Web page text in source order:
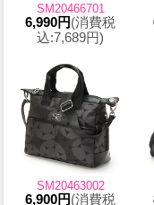
SM20466701
6,990円(消費税
込:7,689円)
SM20463002
6,900円(消費税